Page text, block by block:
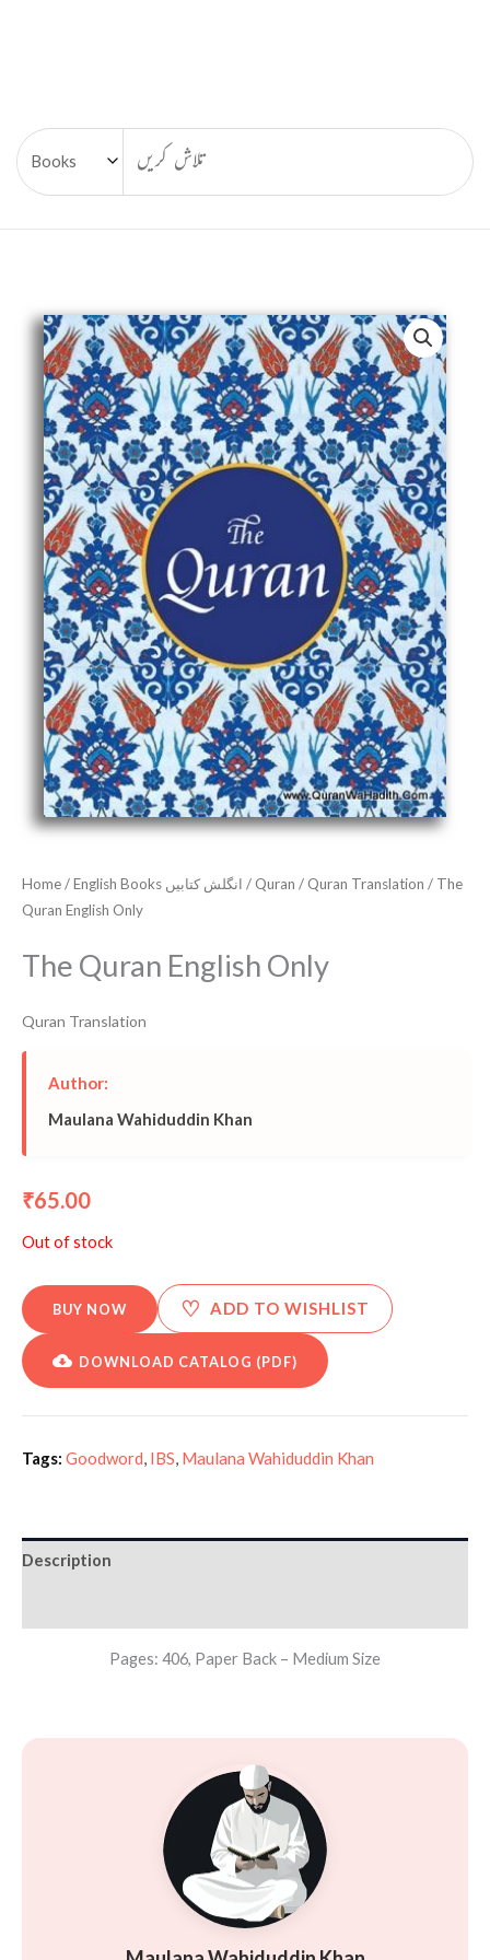
Home/ English Books انگلش کتابیں / Quran / Quran Translation / The
Quran English Only
The Quran English Only
Quran Translation
Author:
Maulana Wahiduddin Khan
₹65.00
Out of stock
BUY NOW ♡ ADD TO WISHLIST
DOWNLOAD CATALOG (PDF)
Tags: Goodword, IBS, Maulana Wahiduddin Khan
Description
Pages: 406, Paper Back – Medium Size